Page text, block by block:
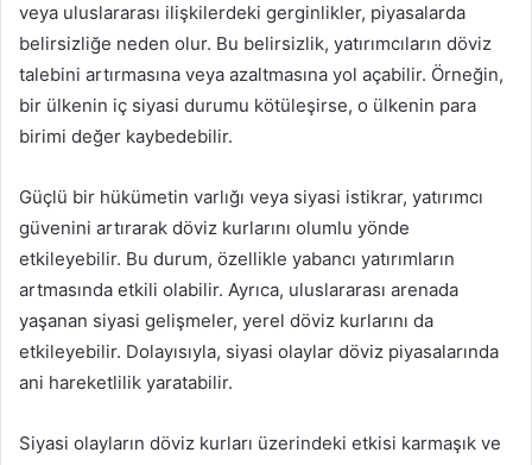
veya uluslararası ilişkilerdeki gerginlikler, piyasalarda
belirsizliğe neden olur. Bu belirsizlik, yatırımcıların döviz
talebini artırmasına veya azaltmasına yol açabilir. Örneğin,
bir ülkenin iç siyasi durumu kötüleşirse, o ülkenin para
birimi değer kaybedebilir.
Güçlü bir hükümetin varlığı veya siyasi istikrar, yatırımcı
güvenini artırarak döviz kurlarını olumlu yönde
etkileyebilir. Bu durum, özellikle yabancı yatırımların
artmasında etkili olabilir. Ayrıca, uluslararası arenada
yaşanan siyasi gelişmeler, yerel döviz kurlarını da
etkileyebilir. Dolayısıyla, siyasi olaylar döviz piyasalarında
ani hareketlilik yaratabilir.
Siyasi olayların döviz kurları üzerindeki etkisi karmaşık ve